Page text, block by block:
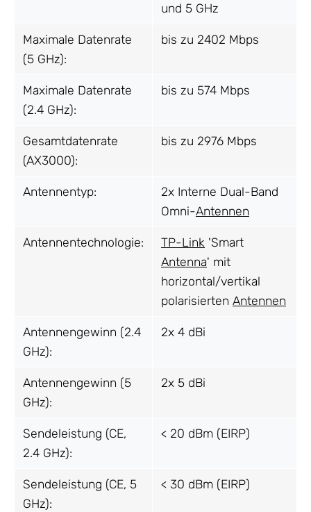
und 5 GHz
Maximale Datenrate
(5 GHz):
bis zu 2402 Mbps
Maximale Datenrate
(2.4 GHz):
bis zu 574 Mbps
Gesamtdatenrate
(AX3000):
bis zu 2976 Mbps
Antennentyp:
2x Interne Dual-Band
Omni-Antennen
Antennentechnologie: TP-Link 'Smart
Antenna' mit
horizontal/vertikal
polarisierten Antennen
Antennengewinn (2.4
GHz):
2x 4 dBi
Antennengewinn (5
GHz):
2x 5 dBi
Sendeleistung (CE,
2.4 GHz):
< 20 dBm (EIRP)
Sendeleistung (CE, 5
GHz):
< 30 dBm (EIRP)